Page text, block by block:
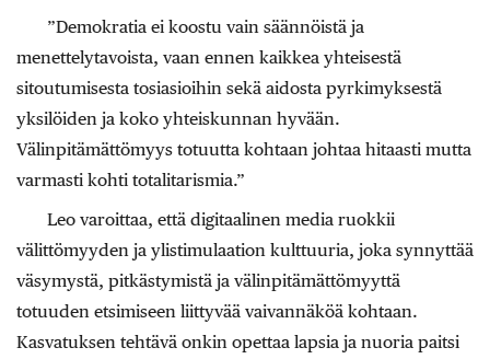
”Demokratia ei koostu vain säännöistä ja
menettelytavoista, vaan ennen kaikkea yhteisestä
sitoutumisesta tosiasioihin sekä aidosta pyrkimyksestä
yksilöiden ja koko yhteiskunnan hyvään.
Välinpitämättömyys totuutta kohtaan johtaa hitaasti mutta
varmasti kohti totalitarismia.”
Leo varoittaa, että digitaalinen media ruokkii
välittömyyden ja ylistimulaation kulttuuria, joka synnyttää
väsymystä, pitkästymistä ja välinpitämättömyyttä
totuuden etsimiseen liittyvää vaivannäköä kohtaan.
Kasvatuksen tehtävä onkin opettaa lapsia ja nuoria paitsi